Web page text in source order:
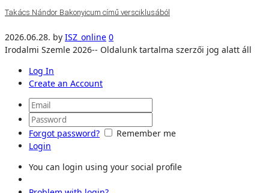
Takács Nándor Bakonyicum című versciklusából
2026.06.28. by ISZ_online 0
Irodalmi Szemle 2026-- Oldalunk tartalma szerzői jog alatt áll
Log In
Create an Account
Forgot password?
Remember me
Login
You can login using your social profile